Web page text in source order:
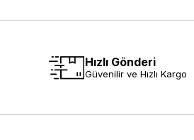
Hızlı Gönderi
Güvenilir ve Hızlı Kargo